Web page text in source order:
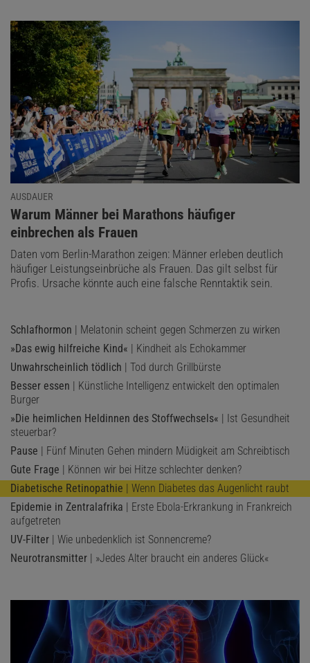
AUSDAUER
:
Warum Männer bei Marathons häufiger
einbrechen als Frauen
Daten vom Berlin-Marathon zeigen: Männer erleben deutlich
häufiger Leistungseinbrüche als Frauen. Das gilt selbst für
Profis. Ursache könnte auch eine falsche Renntaktik sein.
Schlafhormon | Melatonin scheint gegen Schmerzen zu wirken
»Das ewig hilfreiche Kind« | Kindheit als Echokammer
Unwahrscheinlich tödlich | Tod durch Grillbürste
Besser essen | Künstliche Intelligenz entwickelt den optimalen
Burger
»Die heimlichen Heldinnen des Stoffwechsels« | Ist Gesundheit
steuerbar?
Pause | Fünf Minuten Gehen mindern Müdigkeit am Schreibtisch
Gute Frage | Können wir bei Hitze schlechter denken?
Diabetische Retinopathie | Wenn Diabetes das Augenlicht raubt
Epidemie in Zentralafrika | Erste Ebola-Erkrankung in Frankreich
aufgetreten
UV-Filter | Wie unbedenklich ist Sonnencreme?
Neurotransmitter | »Jedes Alter braucht ein anderes Glück«